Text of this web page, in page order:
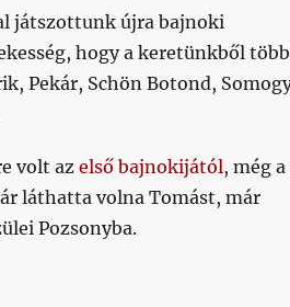
játszottunk újra bajnoki
hogy a keretünkből több
Pekár, Schön Botond,
volt az első bajnokijától, még a
láthatta volna Tomást, már
Pozsonyba.
dallam”